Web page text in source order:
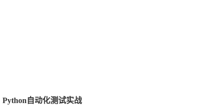
Python 自动化测试实战